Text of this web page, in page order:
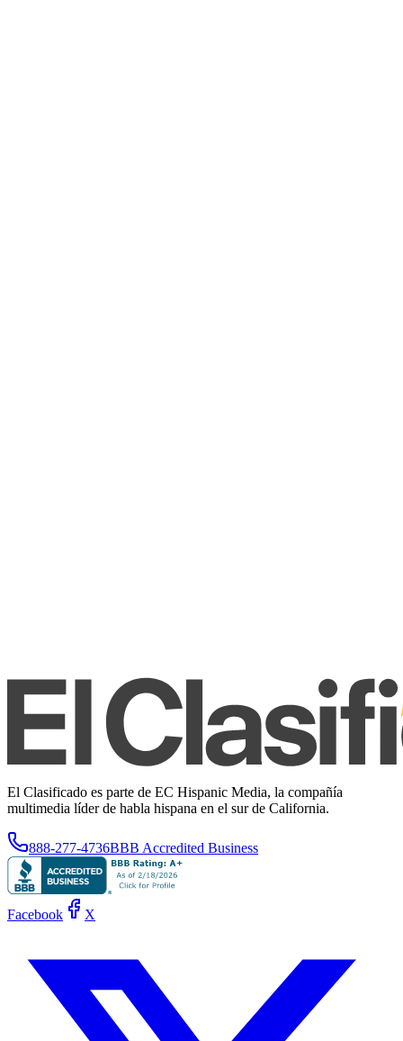
El Clasificado es parte de EC Hispanic Media, la compañía
multimedia líder de habla hispana en el sur de California.
888-277-4736BBB Accredited Business
Facebook X